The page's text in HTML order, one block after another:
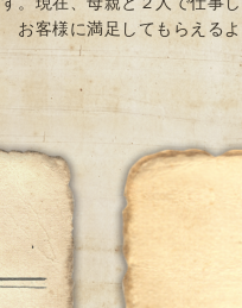
す。現在、母親と２人で仕事
お客様に満足してもらえる